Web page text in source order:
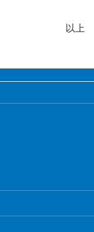
以上